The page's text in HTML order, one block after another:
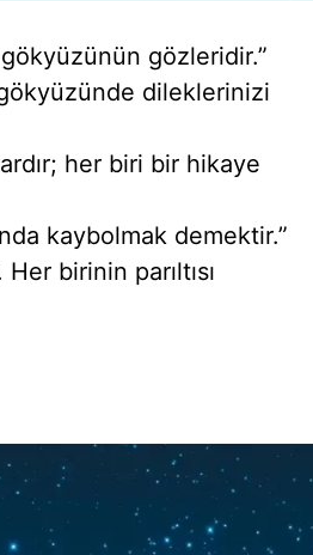
gözleridir.”
dileklerinizi
her biri bir hikaye
kaybolmak demektir.”
birinin parıltısı